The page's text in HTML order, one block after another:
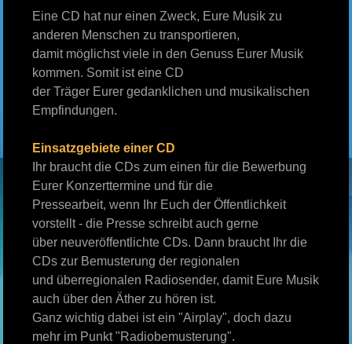
Eine CD hat nur einen Zweck, Eure Musik zu
anderen Menschen zu transportieren,
damit möglichst viele in den Genuss Eurer Musik
kommen. Somit ist eine CD
der Träger Eurer gedanklichen und musikalischen
Empfindungen.
Einsatzgebiete einer CD
Ihr braucht die CDs zum einen für die Bewerbung
Eurer Konzerttermine und für die
Pressearbeit, wenn Ihr Euch der Öffentlichkeit
vorstellt - die Presse schreibt auch gerne
über neuveröffentlichte CDs. Dann braucht Ihr die
CDs zur Bemusterung der regionalen
und überregionalen Radiosender, damit Eure Musik
auch über den Äther zu hören ist.
Ganz wichtig dabei ist ein "Airplay", doch dazu
mehr im Punkt "Radiobemusterung".